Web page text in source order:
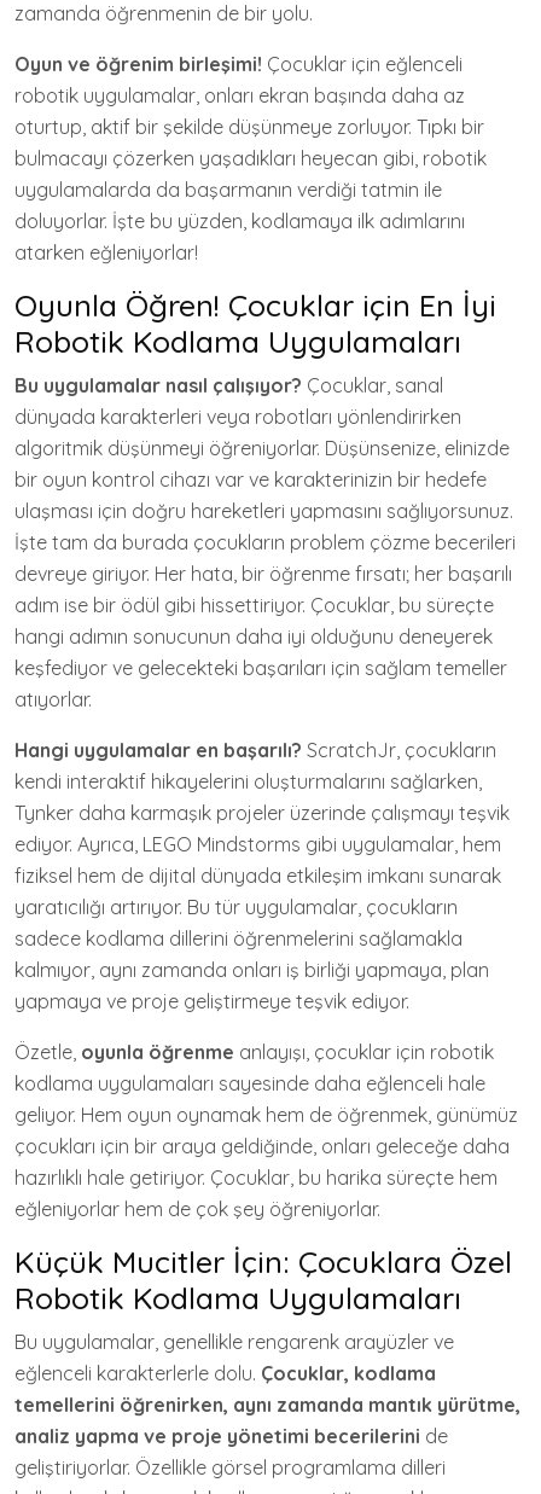
zamanda öğrenmenin de bir yolu.
Oyun ve öğrenim birleşimi! Çocuklar için eğlenceli
robotik uygulamalar, onları ekran başında daha az
oturtup, aktif bir şekilde düşünmeye zorluyor. Tıpkı bir
bulmacayı çözerken yaşadıkları heyecan gibi, robotik
uygulamalarda da başarmanın verdiği tatmin ile
doluyorlar. İşte bu yüzden, kodlamaya ilk adımlarını
atarken eğleniyorlar!
Oyunla Öğren! Çocuklar için En İyi
Robotik Kodlama Uygulamaları
Bu uygulamalar nasıl çalışıyor? Çocuklar, sanal
dünyada karakterleri veya robotları yönlendirirken
algoritmik düşünmeyi öğreniyorlar. Düşünsenize, elinizde
bir oyun kontrol cihazı var ve karakterinizin bir hedefe
ulaşması için doğru hareketleri yapmasını sağlıyorsunuz.
İşte tam da burada çocukların problem çözme becerileri
devreye giriyor. Her hata, bir öğrenme fırsatı; her başarılı
adım ise bir ödül gibi hissettiriyor. Çocuklar, bu süreçte
hangi adımın sonucunun daha iyi olduğunu deneyerek
keşfediyor ve gelecekteki başarıları için sağlam temeller
atıyorlar.
Hangi uygulamalar en başarılı? ScratchJr, çocukların
kendi interaktif hikayelerini oluşturmalarını sağlarken,
Tynker daha karmaşık projeler üzerinde çalışmayı teşvik
ediyor. Ayrıca, LEGO Mindstorms gibi uygulamalar, hem
fiziksel hem de dijital dünyada etkileşim imkanı sunarak
yaratıcılığı artırıyor. Bu tür uygulamalar, çocukların
sadece kodlama dillerini öğrenmelerini sağlamakla
kalmıyor, aynı zamanda onları iş birliği yapmaya, plan
yapmaya ve proje geliştirmeye teşvik ediyor.
Özetle, oyunla öğrenme anlayışı, çocuklar için robotik
kodlama uygulamaları sayesinde daha eğlenceli hale
geliyor. Hem oyun oynamak hem de öğrenmek, günümüz
çocukları için bir araya geldiğinde, onları geleceğe daha
hazırlıklı hale getiriyor. Çocuklar, bu harika süreçte hem
eğleniyorlar hem de çok şey öğreniyorlar.
Küçük Mucitler İçin: Çocuklara Özel
Robotik Kodlama Uygulamaları
Bu uygulamalar, genellikle rengarenk arayüzler ve
eğlenceli karakterlerle dolu. Çocuklar, kodlama
temellerini öğrenirken, aynı zamanda mantık yürütme,
analiz yapma ve proje yönetimi becerilerini de
geliştiriyorlar. Özellikle görsel programlama dilleri